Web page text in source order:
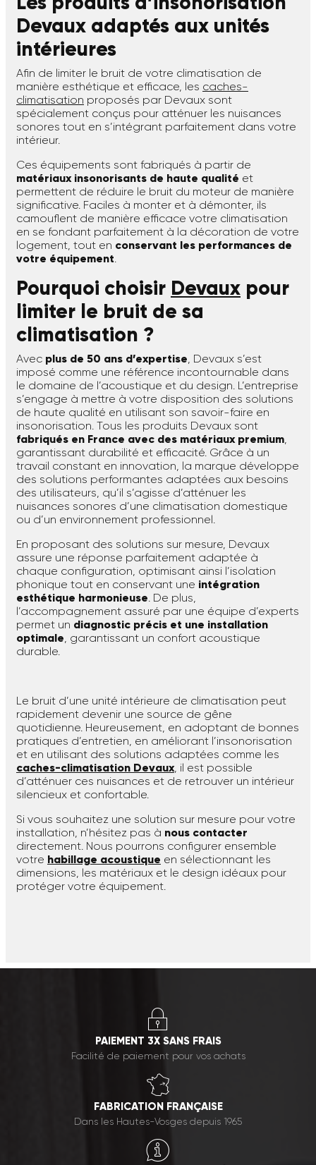
Devaux adaptés aux unités
intérieures
Afin de limiter le bruit de votre climatisation de
manière esthétique et efficace, les caches-
climatisation proposés par Devaux sont
spécialement conçus pour atténuer les nuisances
sonores tout en s’intégrant parfaitement dans votre
intérieur.
Ces équipements sont fabriqués à partir de
matériaux insonorisants de haute qualité et
permettent de réduire le bruit du moteur de manière
significative. Faciles à monter et à démonter, ils
camouflent de manière efficace votre climatisation
en se fondant parfaitement à la décoration de votre
logement, tout en conservant les performances de
votre équipement.
Pourquoi choisir Devaux pour
limiter le bruit de sa
climatisation ?
Avec plus de 50 ans d’expertise, Devaux s’est
imposé comme une référence incontournable dans
le domaine de l’acoustique et du design. L’entreprise
s’engage à mettre à votre disposition des solutions
de haute qualité en utilisant son savoir-faire en
insonorisation. Tous les produits Devaux sont
fabriqués en France avec des matériaux premium,
garantissant durabilité et efficacité. Grâce à un
travail constant en innovation, la marque développe
des solutions performantes adaptées aux besoins
des utilisateurs, qu’il s’agisse d’atténuer les
nuisances sonores d’une climatisation domestique
ou d’un environnement professionnel.
En proposant des solutions sur mesure, Devaux
assure une réponse parfaitement adaptée à
chaque configuration, optimisant ainsi l’isolation
phonique tout en conservant une intégration
esthétique harmonieuse. De plus,
l’accompagnement assuré par une équipe d’experts
permet un diagnostic précis et une installation
optimale, garantissant un confort acoustique
durable.
Le bruit d’une unité intérieure de climatisation peut
rapidement devenir une source de gêne
quotidienne. Heureusement, en adoptant de bonnes
pratiques d’entretien, en améliorant l’insonorisation
et en utilisant des solutions adaptées comme les
caches-climatisation Devaux, il est possible
d’atténuer ces nuisances et de retrouver un intérieur
silencieux et confortable.
Si vous souhaitez une solution sur mesure pour votre
installation, n’hésitez pas à nous contacter
directement. Nous pourrons configurer ensemble
votre habillage acoustique en sélectionnant les
dimensions, les matériaux et le design idéaux pour
protéger votre équipement.
PAIEMENT 3X SANS FRAIS
Facilité de paiement pour vos achats
FABRICATION FRANÇAISE
Dans les Hautes-Vosges depuis 1965